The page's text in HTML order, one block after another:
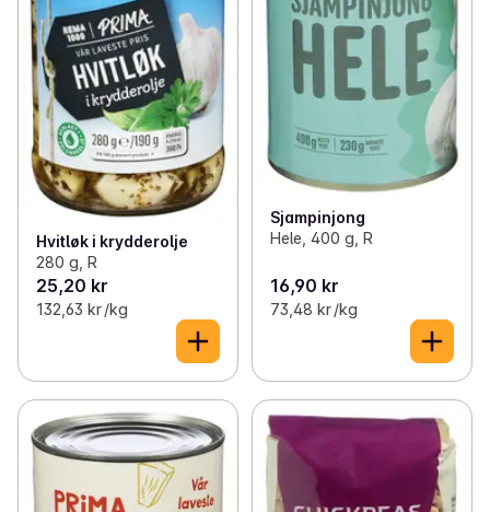
Hvitløk i krydderolje
280 g, R
25,20 kr
132,63 kr /kg
Sjampinjong
Hele, 400 g, R
16,90 kr
73,48 kr /kg